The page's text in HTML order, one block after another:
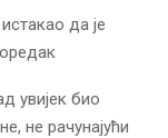
да је
увијек био
не рачунајући